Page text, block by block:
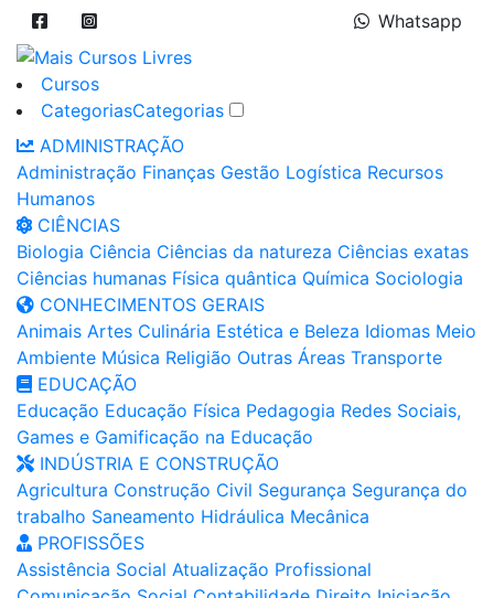
Whatsapp
Cursos
CategoriasCategorias
ADMINISTRAÇÃO
Administração Finanças Gestão Logística Recursos
Humanos
CIÊNCIAS
Biologia Ciência Ciências da natureza Ciências exatas
Ciências humanas Física quântica Química Sociologia
CONHECIMENTOS GERAIS
Animais Artes Culinária Estética e Beleza Idiomas Meio
Ambiente Música Religião Outras Áreas Transporte
EDUCAÇÃO
Educação Educação Física Pedagogia Redes Sociais,
Games e Gamificação na Educação
INDÚSTRIA E CONSTRUÇÃO
Agricultura Construção Civil Segurança Segurança do
trabalho Saneamento Hidráulica Mecânica
PROFISSÕES
Assistência Social Atualização Profissional